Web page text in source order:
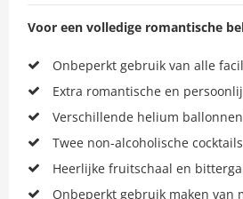
Voor een volledige romantische
Onbeperkt gebruik van alle
Extra romantische en
Verschillende helium
Twee non-alcoholische cocktails
Heerlijke fruitschaal en
Onbeperkt gebruik maken van